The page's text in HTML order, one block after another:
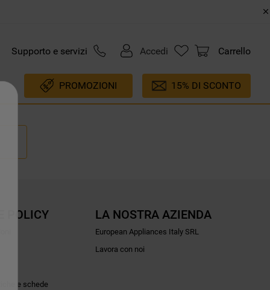
Supporto e servizi Accedi Carrello
PROMOZIONI 15% DI SCONTO
POLICY
e schede
LA NOSTRA AZIENDA
European Appliances Italy SRL
Lavora con noi